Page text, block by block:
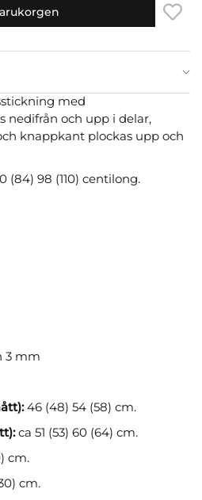
med
nedifrån och upp i delar,
knappkant plockas upp och
(84) 98 (110) centilong.
3 mm
46 (48) 54 (58) cm.
ca 51 (53) 60 (64) cm.
cm.
cm.